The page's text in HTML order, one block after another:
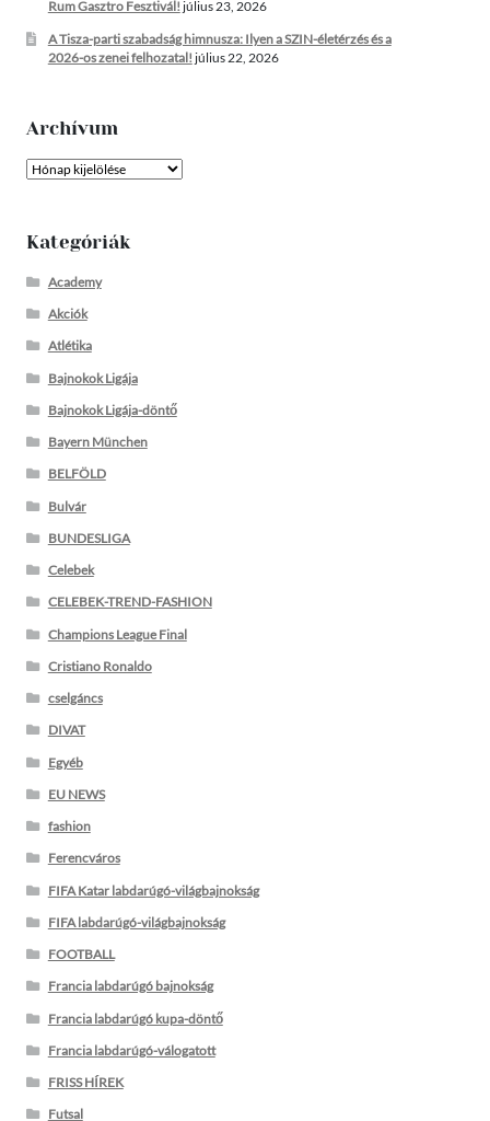
Rum Gasztro Fesztivál! július 23, 2026
A Tisza-parti szabadság himnusza: Ilyen a SZIN-életérzés és a
2026-os zenei felhozatal! július 22, 2026
Archívum
Archívum
Kategóriák
Academy
Akciók
Atlétika
Bajnokok Ligája
Bajnokok Ligája-döntő
Bayern München
BELFÖLD
Bulvár
BUNDESLIGA
Celebek
CELEBEK-TREND-FASHION
Champions League Final
Cristiano Ronaldo
cselgáncs
DIVAT
Egyéb
EU NEWS
fashion
Ferencváros
FIFA Katar labdarúgó-világbajnokság
FIFA labdarúgó-világbajnokság
FOOTBALL
Francia labdarúgó bajnokság
Francia labdarúgó kupa-döntő
Francia labdarúgó-válogatott
FRISS HÍREK
Futsal